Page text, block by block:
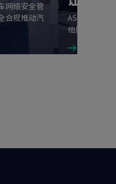
网络安全管
合规推动汽
ASCO获得
他们对职业